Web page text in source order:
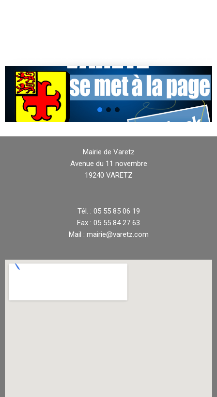
Mairie de Varetz
Avenue du 11 novembre
19240 VARETZ
Tél. : 05 55 85 06 19
Fax : 05 55 84 27 63
Mail : mairie@varetz.com